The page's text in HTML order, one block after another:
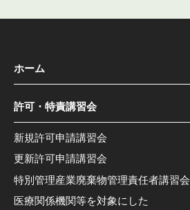
ホーム
許可・特責講習会
新規許可申請講習会
更新許可申請講習会
特別管理産業廃棄物管理責任者講習会
医療関係機関等を対象にした